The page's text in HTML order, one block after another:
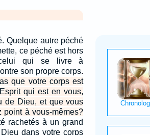
Quelque autre péché
ce péché est hors
qui se livre à
son propre corps.
que votre corps est
qui est en vous,
de Dieu, et que vous
point à vous-mêmes?
rachetés à un grand
dans votre corps